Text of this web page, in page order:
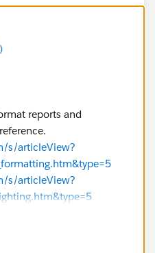
reports and
s/articleView?
s/articleView?
if above information was